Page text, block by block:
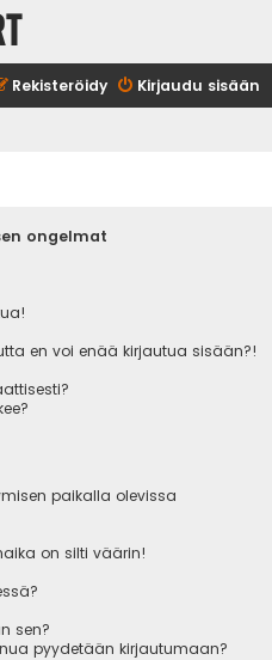
Kirjaudu sisään
Rekisteröidy
ongelmat
en voi enää kirjautua sisään?!
paikalla olevissa
on silti väärin!
sen?
pyydetään kirjautumaan?